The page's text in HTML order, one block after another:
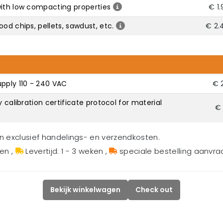
low compacting properties
€
chips, pellets, sawdust, etc.
€
110 - 240 VAC
€
calibration certificate protocol for material
€
exclusief handelings- en verzendkosten.
, Levertijd: 1 - 3 weken , speciale bestelling
Bekijk winkelwagen Check out